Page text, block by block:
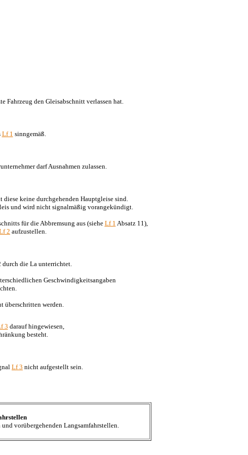
Fahrzeug den Gleisabschnitt verlassen hat.
Lf 1 sinngemäß.
darf Ausnahmen zulassen.
keine durchgehenden Hauptgleise sind.
und wird nicht signalmäßig vorangekündigt.
für die Abbremsung aus (siehe Lf 1 Absatz 11),
2 aufzustellen.
durch die La unterrichtet.
Geschwindigkeitsangaben
überschritten werden.
3 darauf hingewiesen,
besteht.
Lf 3 nicht aufgestellt sein.
vorübergehenden Langsamfahrstellen.